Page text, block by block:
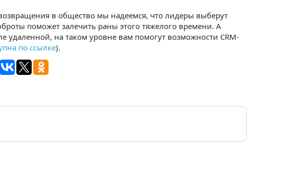
в общество мы надеемся, что лидеры выберут
поможет залечить раны этого тяжелого времени. А
на таком уровне вам помогут возможности CRM-
по ссылке).